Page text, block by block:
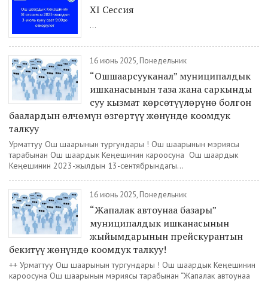
XI Сессия
...
16 июнь 2025, Понедельник
“Ошшаарсууканал” муниципалдык
ишканасынын таза жана саркынды
суу кызмат көрсөтүүлөрүнө болгон
баалардын өлчөмүн өзгөртүү жөнүндө коомдук
талкуу
Урматтуу Ош шаарынын тургундары ! Ош шаарынын мэриясы
тарабынан Ош шаардык Кеңешинин кароосуна Ош шаардык
Кеңешинин 2023-жылдын 13-сентябрындагы...
16 июнь 2025, Понедельник
“Жапалак автоунаа базары”
муниципалдык ишканасынын
жыйымдарынын прейскурантын
бекитүү жөнүндө коомдук талкуу!
++ Урматтуу Ош шаарынын тургундары ! Ош шаардык Кеңешинин
кароосуна Ош шаарынын мэриясы тарабынан “Жапалак автоунаа